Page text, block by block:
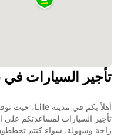
تأجير السيارات في Lille
تأجير السيارات لمساعدتكم على
راحة وسهولة. سواء كنتم